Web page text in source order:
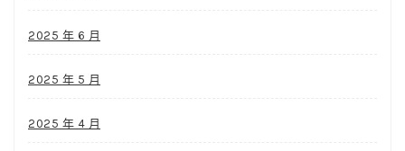
2025 年 6 月
2025 年 5 月
2025 年 4 月